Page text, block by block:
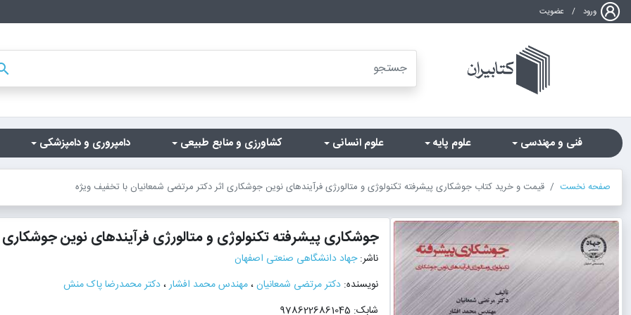
ورود / عضویت
فنی و مهندسی علوم پایه علوم انسانی کشاورزی و منابع طبیعی دامپروری و دامپزشکی
صفحه نخست قیمت و خرید کتاب جوشکاری پیشرفته تکنولوژی و متالورژی فرآیندهای نوین جوشکاری اثر دکتر مرتضی شمعانیان با تخفیف ویژه
جوشکاری پیشرفته تکنولوژی و متالورژی فرآیندهای نوین جوشکاری
ناشر:جهاد دانشگاهی صنعتی اصفهان
نویسنده: دکتر مرتضی شمعانیان،مهندس محمد افشار،دکتر محمدرضا پاک منش
شابک: 9786226861045